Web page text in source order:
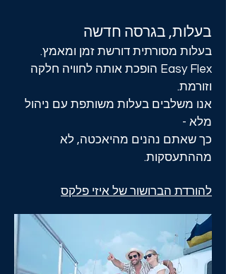
בעלות, בגרסה חדשה
בעלות מסורתית דורשת זמן ומאמץ.
Easy Flex הופכת אותה לחוויה חלקה
וזורמת.
אנו משלבים בעלות משותפת עם ניהול
מלא -
כך שאתם נהנים מהיאכטה, לא
מההתעסקות.
להורדת הברושור של איזי פלקס